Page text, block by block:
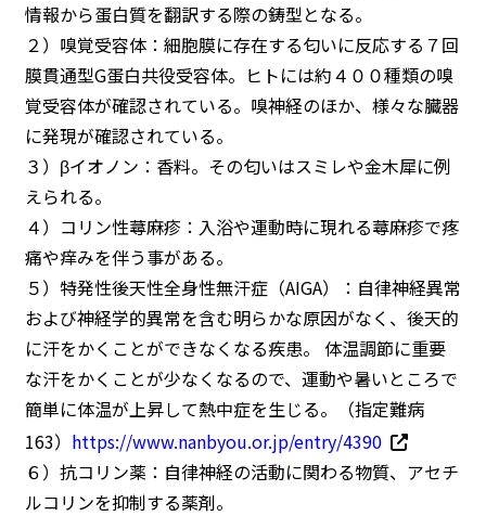
情報から蛋白質を翻訳する際の鋳型となる。
２）嗅覚受容体：細胞膜に存在する匂いに反応する７回
膜貫通型G蛋白共役受容体。ヒトには約４００種類の嗅
覚受容体が確認されている。嗅神経のほか、様々な臓器
に発現が確認されている。
３）βイオノン：香料。その匂いはスミレや金木犀に例
えられる。
４）コリン性蕁麻疹：入浴や運動時に現れる蕁麻疹で疼
痛や痒みを伴う事がある。
５）特発性後天性全身性無汗症（AIGA）：自律神経異常
および神経学的異常を含む明らかな原因がなく、後天的
に汗をかくことができなくなる疾患。 体温調節に重要
な汗をかくことが少なくなるので、運動や暑いところで
簡単に体温が上昇して熱中症を生じる。（指定難病
163） https://www.nanbyou.or.jp/entry/4390
６）抗コリン薬：自律神経の活動に関わる物質、アセチ
ルコリンを抑制する薬剤。